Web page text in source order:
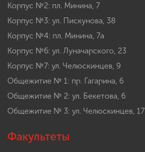
Корпус №2: пл. Минина, 7
Корпус №3: ул. Пискунова, 38
Корпус №4: пл. Минина, 7а
Корпус №6: ул. Луначарского, 23
Корпус №7: ул. Челюскинцев, 9
Общежитие № 1: пр. Гагарина, 6
Общежитие № 2: ул. Бекетова, 6
Общежитие № 3: ул. Челюскинцев, 17
Факультеты